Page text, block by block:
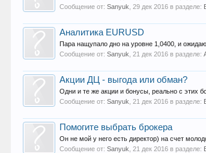
Сообщение от:Sanyuk ,29 дек 2016 в разделе:
Аналитика EURUSD
Пара нащупало дно на уровне 1,0400, и
Сообщение от:Sanyuk ,21 дек 2016 в разделе:
Акции ДЦ - выгода или обман?
Одни и те же акции и бонусы, реально с этих
Сообщение от:Sanyuk ,21 дек 2016 в разделе:
Помогите выбрать брокера
Он не мой у него есть директор) на счет
Сообщение от:Sanyuk ,21 дек 2016 в разделе: